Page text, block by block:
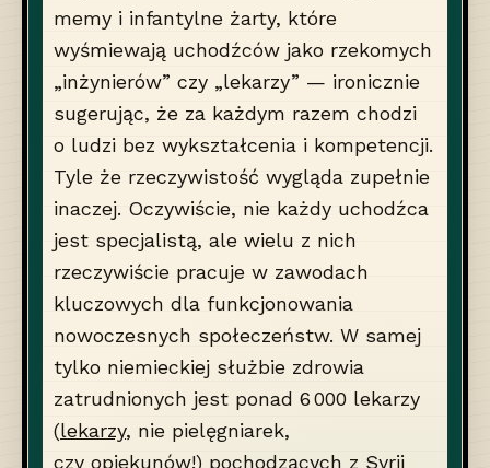
memy i infantylne żarty, które
wyśmiewają uchodźców jako rzekomych
„inżynierów” czy „lekarzy” — ironicznie
sugerując, że za każdym razem chodzi
o ludzi bez wykształcenia i kompetencji.
Tyle że rzeczywistość wygląda zupełnie
inaczej. Oczywiście, nie każdy uchodźca
jest specjalistą, ale wielu z nich
rzeczywiście pracuje w zawodach
kluczowych dla funkcjonowania
nowoczesnych społeczeństw. W samej
tylko niemieckiej służbie zdrowia
zatrudnionych jest ponad 6 000 lekarzy
(lekarzy, nie pielęgniarek,
czy opiekunów!) pochodzących z Syrii